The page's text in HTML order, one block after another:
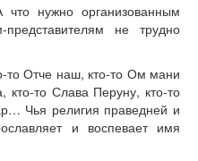
нужно организованным
не трудно
то Отче наш, кто-то Ом мани
то Слава Перуну, кто-то
Чья религия праведней и
и воспевает имя